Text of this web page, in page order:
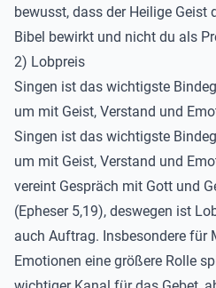
bewusst, dass der Heilige Geist
Bibel bewirkt und nicht du als
2) Lobpreis
Singen ist das wichtigste
um mit Geist, Verstand und
Singen ist das wichtigste
um mit Geist, Verstand und
vereint Gespräch mit Gott und
(Epheser 5,19), deswegen ist
auch Auftrag. Insbesondere für
Emotionen eine größere Rolle